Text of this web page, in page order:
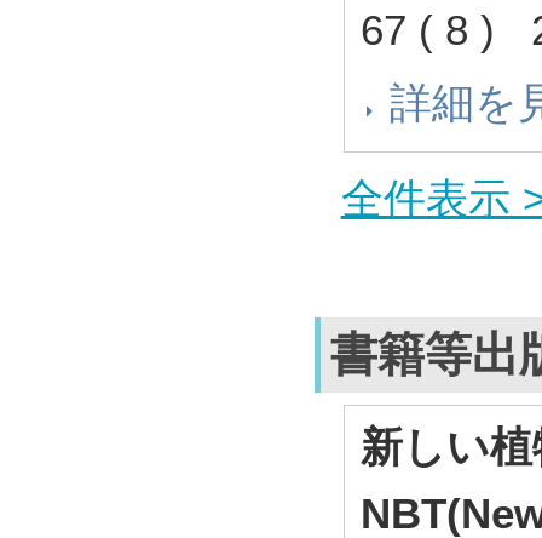
67 ( 8 )
詳細を
全件表示
書籍等出
新しい